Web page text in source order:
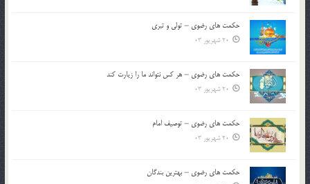
حکمت های رضوی – تولی و تبری
20 شهریور 03
حکمت های رضوی – هر کس نتواند ما را زیارت کند
20 شهریور 03
حکمت های رضوی – توصیف امام
20 شهریور 03
حکمت های رضوی – بهترین بندگان